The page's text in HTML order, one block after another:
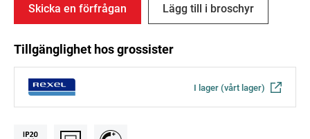
Skicka en förfrågan Lägg till i broschyr
Tillgänglighet hos grossister
I lager (vårt lager)